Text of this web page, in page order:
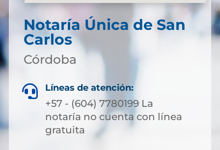
Notaría Única de San
Carlos
Córdoba
 Líneas de atención:
+57 - (604) 7780199 La
notaría no cuenta con línea
gratuita